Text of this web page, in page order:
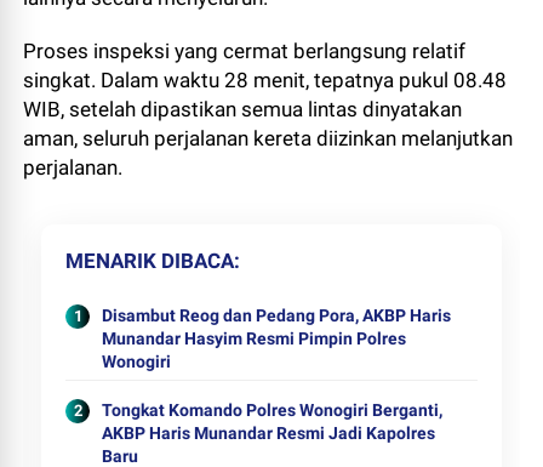
Proses inspeksi yang cermat berlangsung relatif
singkat. Dalam waktu 28 menit, tepatnya pukul 08.48
WIB, setelah dipastikan semua lintas dinyatakan
aman, seluruh perjalanan kereta diizinkan melanjutkan
perjalanan.
MENARIK DIBACA
Disambut Reog dan Pedang Pora, AKBP Haris
Munandar Hasyim Resmi Pimpin Polres
Wonogiri
Tongkat Komando Polres Wonogiri Berganti,
AKBP Haris Munandar Resmi Jadi Kapolres
Baru